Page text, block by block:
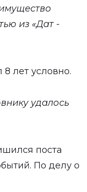
из «Дат -
лет условно.
удалось
поста
По делу о